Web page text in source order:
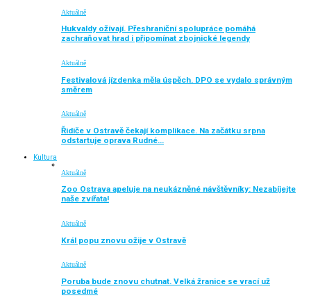
Aktuálně
Hukvaldy ožívají. Přeshraniční spolupráce pomáhá
zachraňovat hrad i připomínat zbojnické legendy
Aktuálně
Festivalová jízdenka měla úspěch. DPO se vydalo správným
směrem
Aktuálně
Řidiče v Ostravě čekají komplikace. Na začátku srpna
odstartuje oprava Rudné…
Kultura
Aktuálně
Zoo Ostrava apeluje na neukázněné návštěvníky: Nezabíjejte
naše zvířata!
Aktuálně
Král popu znovu ožije v Ostravě
Aktuálně
Poruba bude znovu chutnat. Velká žranice se vrací už
posedmé